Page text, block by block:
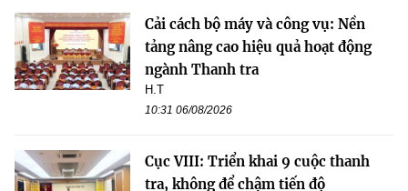
Cải cách bộ máy và công vụ: Nền
tảng nâng cao hiệu quả hoạt động
ngành Thanh tra
H.T
10:31 06/08/2026
Cục VIII: Triển khai 9 cuộc thanh
tra, không để chậm tiến độ